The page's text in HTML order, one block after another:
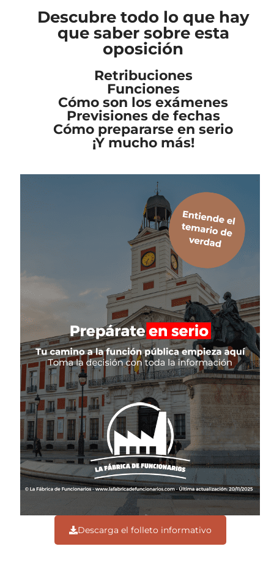
Descubre todo lo que hay
que saber sobre esta
oposición
Retribuciones
Funciones
Cómo son los exámenes
Previsiones de fechas
Cómo prepararse en serio
¡Y mucho más!
Descarga el folleto informativo